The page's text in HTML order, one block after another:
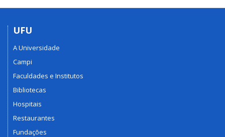
UFU
A Universidade
Campi
Faculdades e Institutos
Bibliotecas
Hospitais
Restaurantes
Fundações